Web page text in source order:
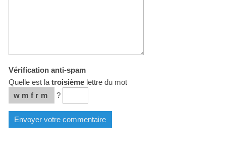
Vérification anti-spam
Quelle est la troisièmelettre du mot
wmfrm
?